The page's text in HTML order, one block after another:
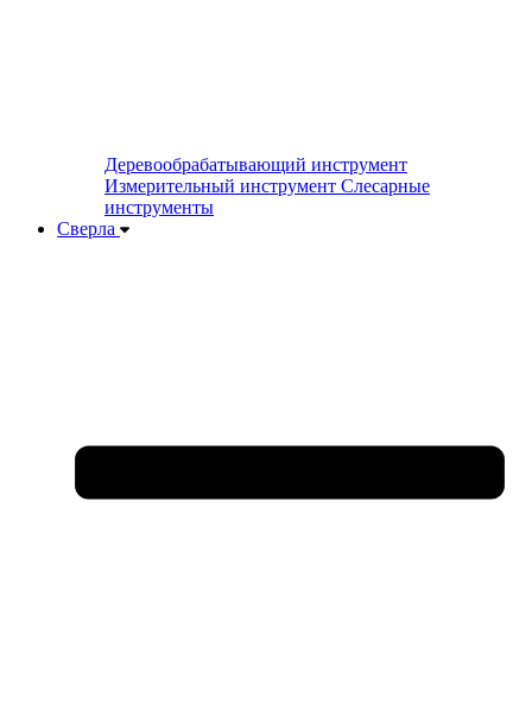
Деревообрабатывающий инструмент
Измерительный инструмент Слесарные
инструменты
Сверла